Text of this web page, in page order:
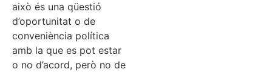
això és una qüestió
d’oportunitat o de
conveniència política
amb la que es pot estar
o no d’acord, però no de